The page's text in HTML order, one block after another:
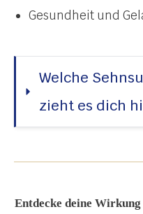
Gesundheit und
Welche
zieht es dich
Entdecke deine Wirkung